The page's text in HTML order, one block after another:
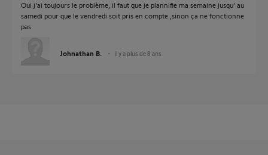
Oui j'ai toujours le problème, il faut que je plannifie ma semaine jusqu' au
samedi pour que le vendredi soit pris en compte ,sinon ça ne fonctionne
pas
Johnathan B. il y a plus de 8 ans